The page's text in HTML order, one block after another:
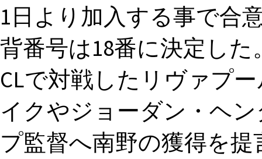
1日より加入する事で合
背番号は18番に決定し
CLで対戦したリヴァプ
イクやジョーダン・ヘ
プ監督へ南野の獲得を提